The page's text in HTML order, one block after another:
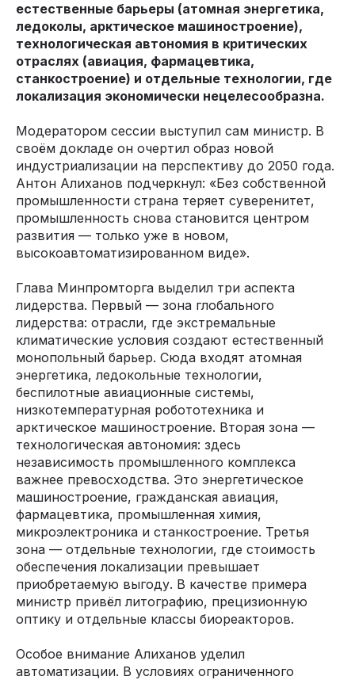
естественные барьеры (атомная энергетика,
ледоколы, арктическое машиностроение),
технологическая автономия в критических
отраслях (авиация, фармацевтика,
станкостроение) и отдельные технологии, где
локализация экономически нецелесообразна.
Модератором сессии выступил сам министр. В
своём докладе он очертил образ новой
индустриализации на перспективу до 2050 года.
Антон Алиханов подчеркнул: «Без собственной
промышленности страна теряет суверенитет,
промышленность снова становится центром
развития — только уже в новом,
высокоавтоматизированном виде».
Глава Минпромторга выделил три аспекта
лидерства. Первый — зона глобального
лидерства: отрасли, где экстремальные
климатические условия создают естественный
монопольный барьер. Сюда входят атомная
энергетика, ледокольные технологии,
беспилотные авиационные системы,
низкотемпературная робототехника и
арктическое машиностроение. Вторая зона —
технологическая автономия: здесь
независимость промышленного комплекса
важнее превосходства. Это энергетическое
машиностроение, гражданская авиация,
фармацевтика, промышленная химия,
микроэлектроника и станкостроение. Третья
зона — отдельные технологии, где стоимость
обеспечения локализации превышает
приобретаемую выгоду. В качестве примера
министр привёл литографию, прецизионную
оптику и отдельные классы биореакторов.
Особое внимание Алиханов уделил
автоматизации. В условиях ограниченного